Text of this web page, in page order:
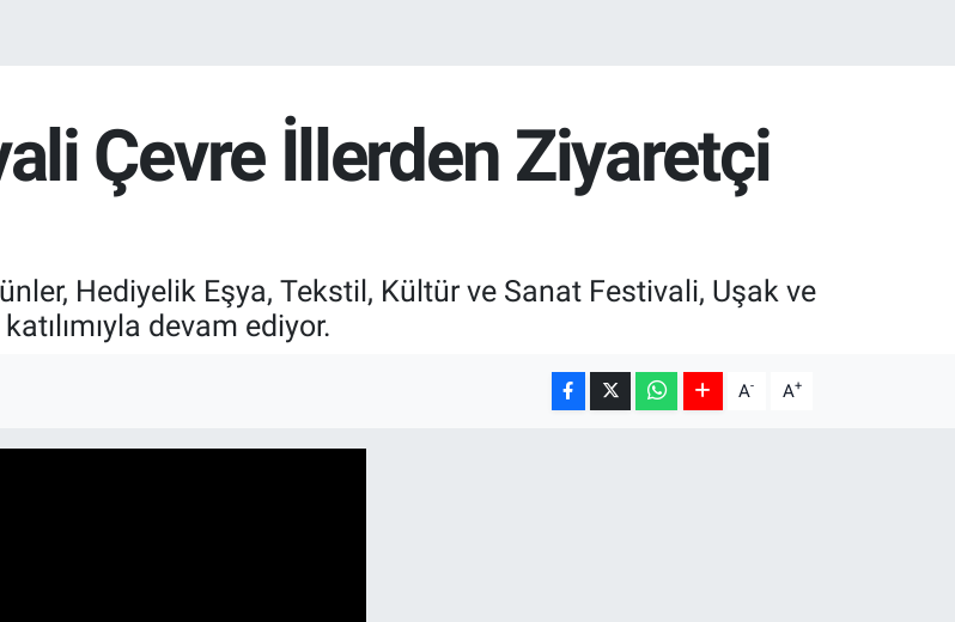
Çevre İllerden Ziyaretçi
Hediyelik Eşya, Tekstil, Kültür ve Sanat Festivali, Uşak ve
devam ediyor.
A- A+